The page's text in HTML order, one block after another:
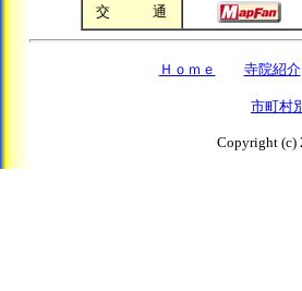
交 通
Ｈｏｍｅ 寺院紹介
市町村
Copyright (c)